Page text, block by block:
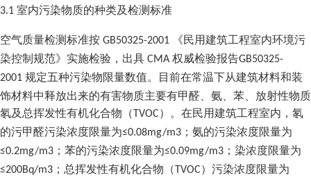
3.1 室内污染物质的种类及检测标准
空气质量检测标准按 GB50325-2001
《民用建筑工程室内环境污
染控制规范》实施检验，出具 CMA 权威检验报告GB50325-
2001 规定五种污染物限量数值。目前在常温下从建筑材料和装
饰材料中释放出来的有害物质主要有甲醛、氨、苯、放射性物质
氡及总挥发性有机化合物（
TVOC）。在民用建筑工程室内，氡
的污甲醛污染浓度限量为≤0.08mg/m3 ；氨的污染浓度限量为
≤0.2mg/m3 ；苯的污染浓度限量为≤0.09mg/m3 ；染浓度限量为
≤200Bq/m3 ；总挥发性有机化合物（ TVOC）污染浓度限量为